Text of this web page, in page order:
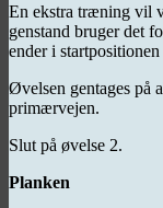
En ekstra træning vil
genstand bruger det
ender i
Øvelsen gentages på
primærvejen.
Slut på øvelse 2.
Planken